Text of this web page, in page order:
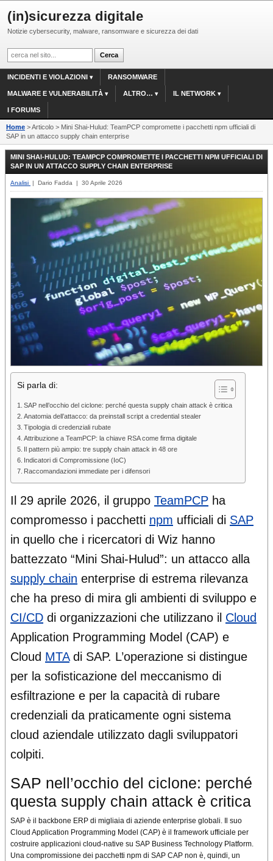
(in)sicurezza digitale
Notizie cybersecurity, malware, ransomware e sicurezza dei dati
INCIDENTI E VIOLAZIONI RANSOMWARE
MALWARE E VULNERABILITÀ ALTRO… IL NETWORK
I FORUMS
Home > Articolo > Mini Shai-Hulud: TeamPCP compromette i pacchetti npm ufficiali di
SAP in un attacco supply chain enterprise
MINI SHAI-HULUD: TEAMPCP COMPROMETTE I PACCHETTI NPM UFFICIALI DI
SAP IN UN ATTACCO SUPPLY CHAIN ENTERPRISE
Analisi | Dario Fadda | 30 Aprile 2026
Si parla di:
SAP nell’occhio del ciclone: perché questa supply chain attack è critica
Anatomia dell’attacco: da preinstall script a credential stealer
Tipologia di credenziali rubate
Attribuzione a TeamPCP: la chiave RSA come firma digitale
Il pattern più ampio: tre supply chain attack in 48 ore
Indicatori di Compromissione (IoC)
Raccomandazioni immediate per i difensori
Il 29 aprile 2026, il gruppo TeamPCP ha
compromesso i pacchetti npm ufficiali di SAP
in quello che i ricercatori di Wiz hanno
battezzato “Mini Shai-Hulud”: un attacco alla
supply chain enterprise di estrema rilevanza
che ha preso di mira gli ambienti di sviluppo e
CI/CD di organizzazioni che utilizzano il Cloud
Application Programming Model (CAP) e
Cloud MTAdi SAP. L’operazione si distingue
per la sofisticazione del meccanismo di
esfiltrazione e per la capacità di rubare
credenziali da praticamente ogni sistema
cloud aziendale utilizzato dagli sviluppatori
colpiti.
SAP nell’occhio del ciclone: perché
questa supply chain attack è critica
SAP è il backbone ERP di migliaia di aziende enterprise globali. Il suo
Cloud Application Programming Model (CAP) è il framework ufficiale per
costruire applicazioni cloud-native su SAP Business Technology Platform.
Una compromissione dei pacchetti npm di SAP CAP non è, quindi, un